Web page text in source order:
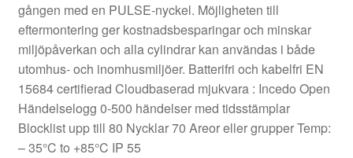
gången med en PULSE-nyckel. Möjligheten till
eftermontering ger kostnadsbesparingar och minskar
miljöpåverkan och alla cylindrar kan användas i både
utomhus- och inomhusmiljöer. Batterifri och kabelfri EN
15684 certifierad Cloudbaserad mjukvara : Incedo Open
Händelselogg 0-500 händelser med tidsstämplar
Blocklist upp till 80 Nycklar 70 Areor eller grupper Temp:
– 35°C to +85°C IP 55